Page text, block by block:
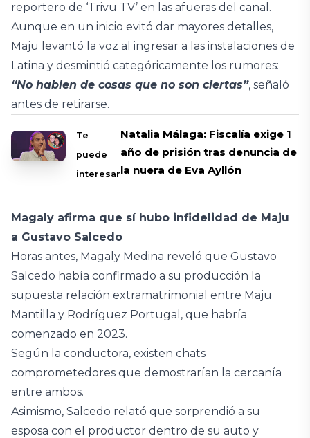
reportero de ‘Trivu TV’ en las afueras del canal.
Aunque en un inicio evitó dar mayores detalles,
Maju levantó la voz al ingresar a las instalaciones de
Latina y desmintió categóricamente los rumores:
“No hablen de cosas que no son ciertas”, señaló
antes de retirarse.
Te
puede
interesar
Natalia Málaga: Fiscalía exige 1
año de prisión tras denuncia de
la nuera de Eva Ayllón
Magaly afirma que sí hubo infidelidad de Maju
a Gustavo Salcedo
Horas antes, Magaly Medina reveló que Gustavo
Salcedo había confirmado a su producción la
supuesta relación extramatrimonial entre Maju
Mantilla y Rodríguez Portugal, que habría
comenzado en 2023.
Según la conductora, existen chats
comprometedores que demostrarían la cercanía
entre ambos.
Asimismo, Salcedo relató que sorprendió a su
esposa con el productor dentro de su auto y